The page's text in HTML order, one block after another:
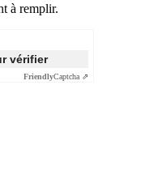
à remplir.
vérifier
FriendlyCaptcha ⇗